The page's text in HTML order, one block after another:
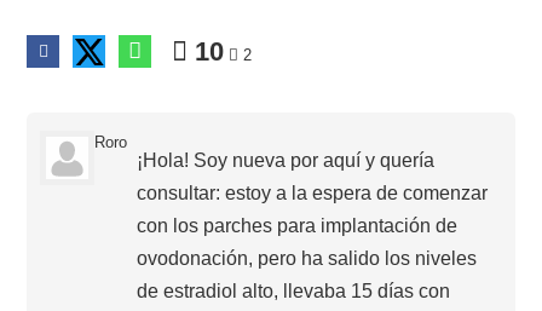
10 2
Roro
¡Hola! Soy nueva por aquí y quería
consultar: estoy a la espera de comenzar
con los parches para implantación de
ovodonación, pero ha salido los niveles
de estradiol alto, llevaba 15 días con